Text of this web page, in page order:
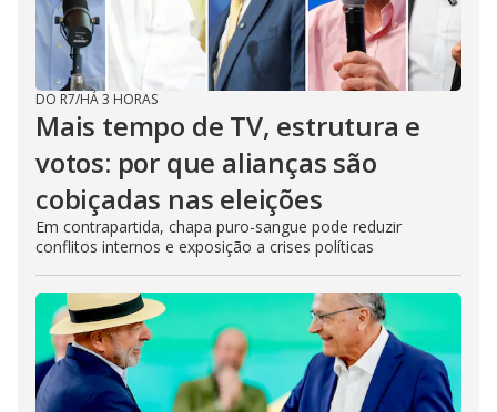
DO R7/HÁ 3 HORAS
Mais tempo de TV, estrutura e
votos: por que alianças são
cobiçadas nas eleições
Em contrapartida, chapa puro-sangue pode reduzir
conflitos internos e exposição a crises políticas